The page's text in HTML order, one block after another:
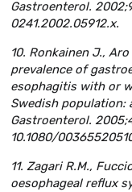
Gastroenterol.
0241.2002.05912.x.
10. Ronkainen J.,
prevalence of
esophagitis with or
Swedish population:
Gastroenterol.
10.1080/
11. Zagari R.M.,
oesophageal reflux